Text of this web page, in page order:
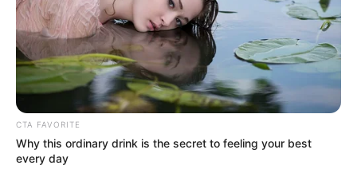
CTA FAVORITE
Why this ordinary drink is the secret to feeling your best
every day